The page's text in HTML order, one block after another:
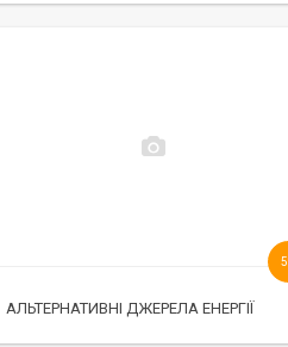
АЛЬТЕРНАТИВНІ ДЖЕРЕЛА ЕНЕРГІЇ